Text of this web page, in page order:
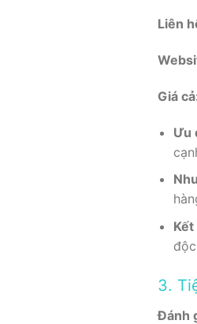
Liên
Giá
Ưu
Kết
3.
Đánh